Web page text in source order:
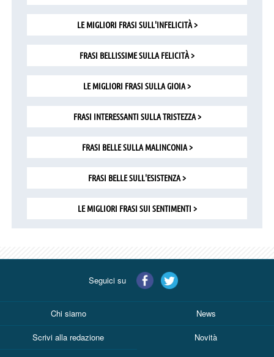
LE MIGLIORI FRASI SULL'INFELICITÀ >
FRASI BELLISSIME SULLA FELICITÀ >
LE MIGLIORI FRASI SULLA GIOIA >
FRASI INTERESSANTI SULLA TRISTEZZA >
FRASI BELLE SULLA MALINCONIA >
FRASI BELLE SULL'ESISTENZA >
LE MIGLIORI FRASI SUI SENTIMENTI >
Seguici su
Chi siamo News
Scrivi alla redazione Novità